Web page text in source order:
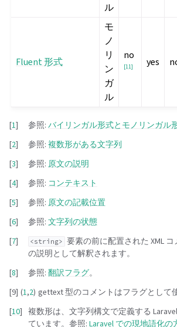
ル
Fluent 形式
モ
ノ
リ
ン
ガ
ル
no
[11] yes
[1] 参照: バイリンガル形式とモノリンガル
[2] 参照: 複数形がある文字列
[3] 参照: 原文の説明
[4] 参照: コンテキスト
[5] 参照: 原文の記載位置
[6] 参照: 文字列の状態
[7] <string> 要素の前に配置された XML
の説明として解釈されます。
[8] 参照: 翻訳フラグ。
[9] (1,2) gettext 型のコメントはフラグとして
[10] 複数形は、文字列構文で定義する
ています。参照: Laravel での現地語化の